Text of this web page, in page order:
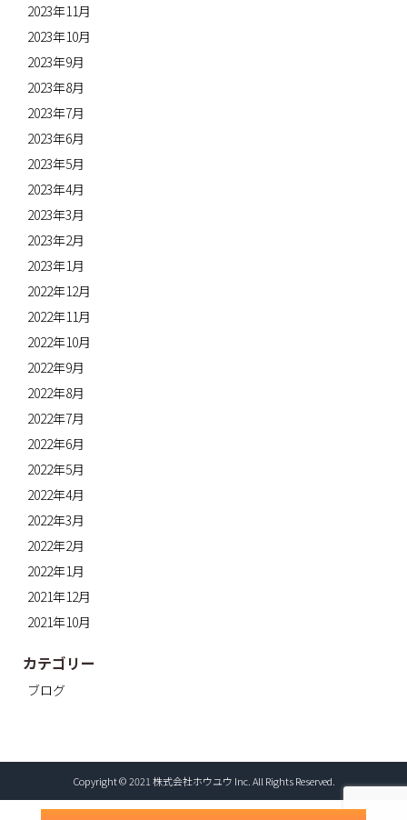
2023年11月
2023年10月
2023年9月
2023年8月
2023年7月
2023年6月
2023年5月
2023年4月
2023年3月
2023年2月
2023年1月
2022年12月
2022年11月
2022年10月
2022年9月
2022年8月
2022年7月
2022年6月
2022年5月
2022年4月
2022年3月
2022年2月
2022年1月
2021年12月
2021年10月
カテゴリー
ブログ
Copyright © 2021 株式会社ホウユウ Inc. All Rights Reserved.